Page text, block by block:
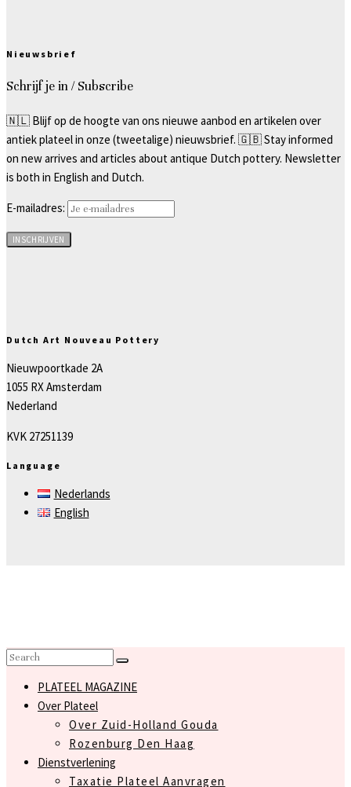
Nieuwsbrief
Schrijf je in / Subscribe
🇳🇱 Blijf op de hoogte van ons nieuwe aanbod en artikelen over
antiek plateel in onze (tweetalige) nieuwsbrief. 🇬🇧 Stay informed
on new arrives and articles about antique Dutch pottery. Newsletter
is both in English and Dutch.
E-mailadres:
Dutch Art Nouveau Pottery
Nieuwpoortkade 2A
1055 RX Amsterdam
Nederland
KVK 27251139
Language
Nederlands
English
PLATEEL MAGAZINE
Over Plateel
Over Zuid-Holland Gouda
Rozenburg Den Haag
Dienstverlening
Taxatie Plateel Aanvragen